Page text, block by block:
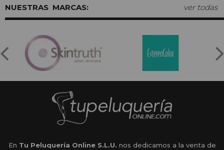
MARCAS: ver todas
En Tu Peluquería Online S.L.U. nos dedicamos a la venta de